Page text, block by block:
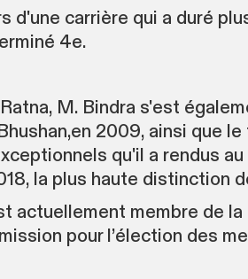
d'une carrière qui a duré
4e.
M. Bindra s'est
2009, ainsi que
qu'il a rendus
la plus haute distinction
actuellement membre de la
pour l’élection des